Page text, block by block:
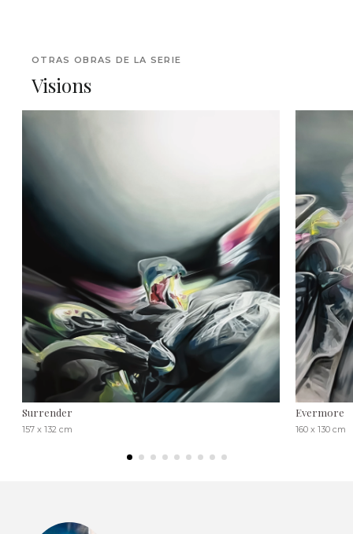
OTRAS OBRAS DE LA SERIE
Visions
Surrender
157 x 132 cm
Evermore
160 x 130 cm